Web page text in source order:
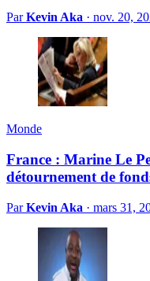
ParKevin Aka · nov. 20,
Monde
France : Marine Le
détournement de
ParKevin Aka · mars 31,